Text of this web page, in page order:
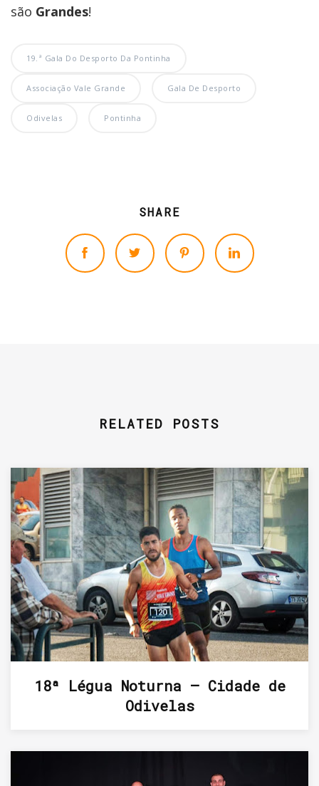
são Grandes!
19.ª Gala Do Desporto Da Pontinha
Associação Vale Grande Gala De Desporto
Odivelas Pontinha
SHARE
RELATED POSTS
18ª Légua Noturna – Cidade de
Odivelas